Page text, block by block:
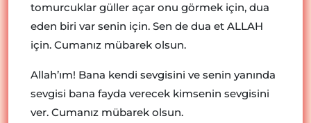
tomurcuklar güller açar onu görmek için, dua
eden biri var senin için. Sen de dua et ALLAH
için. Cumanız mübarek olsun.
Allah’ım! Bana kendi sevgisini ve senin yanında
sevgisi bana fayda verecek kimsenin sevgisini
ver. Cumanız mübarek olsun.